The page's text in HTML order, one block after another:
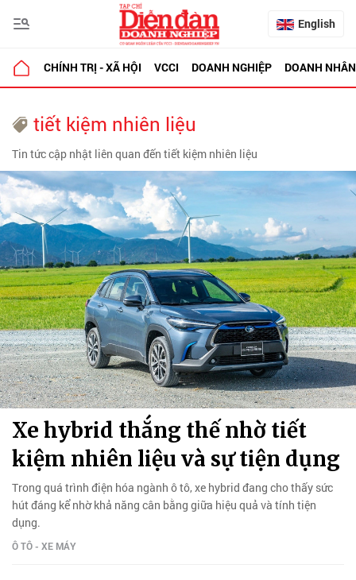
English
CHÍNH TRỊ - XÃ HỘI VCCI DOANH NGHIỆP DOANH NHÂN
tiết kiệm nhiên liệu
Tin tức cập nhật liên quan đến tiết kiệm nhiên liệu
Xe hybrid thắng thế nhờ tiết
kiệm nhiên liệu và sự tiện dụng
Trong quá trình điện hóa ngành ô tô, xe hybrid đang cho thấy sức
hút đáng kể nhờ khả năng cân bằng giữa hiệu quả và tính tiện
dụng.
Ô TÔ - XE MÁY